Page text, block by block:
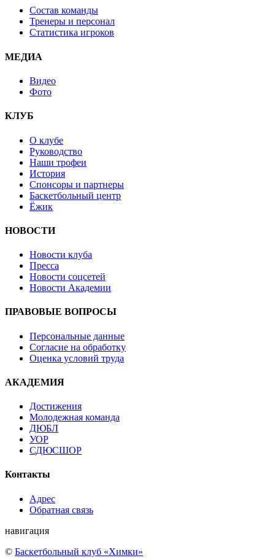
Состав команды
Тренеры и персонал
Статистика игроков
МЕДИА
Видео
Фото
КЛУБ
О клубе
Руководство
Наши трофеи
История
Спонсоры и партнеры
Баскетбольный центр
Ёжик
НОВОСТИ
Новости клуба
Пресса
Новости соцсетей
Новости Академии
ПРАВОВЫЕ ВОПРОСЫ
Персональные данные
Согласие на обработку
Оценка условий труда
АКАДЕМИЯ
Достижения
Молодежная команда
ДЮБЛ
УОР
СДЮСШОР
Контакты
Адрес
Обратная связь
навигация
© Баскетбольный клуб «Химки»